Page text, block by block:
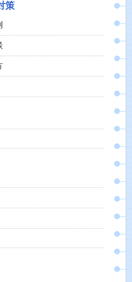
策